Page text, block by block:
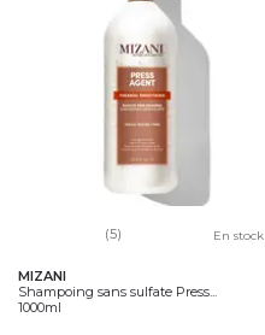
(5) En stock
MIZANI
Shampoing sans sulfate Press...
1000ml